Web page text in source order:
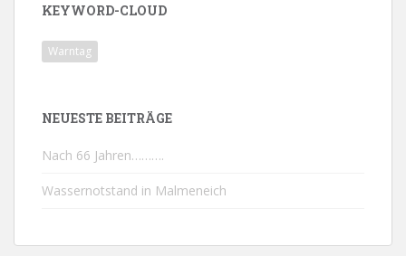
KEYWORD-CLOUD
Warntag
NEUESTE BEITRÄGE
Nach 66 Jahren……….
Wassernotstand in Malmeneich